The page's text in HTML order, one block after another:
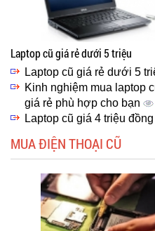
Laptop cũ giá rẻ dưới 5 triệu
Laptop cũ giá rẻ dưới 5
Kinh nghiệm mua laptop
giá rẻ phù hợp cho bạn
Laptop cũ giá 4 triệu
MUA ĐIỆN THOẠI CŨ